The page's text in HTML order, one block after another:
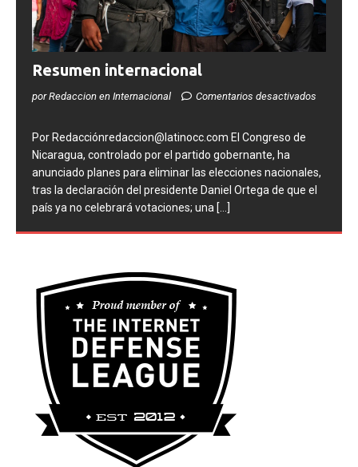
Resumen internacional
por Redaccion en Internacional Comentarios desactivados
Por Redacciónredaccion@latinocc.com El Congreso de
Nicaragua, controlado por el partido gobernante, ha
anunciado planes para eliminar las elecciones nacionales,
tras la declaración del presidente Daniel Ortega de que el
país ya no celebrará votaciones; una [...]